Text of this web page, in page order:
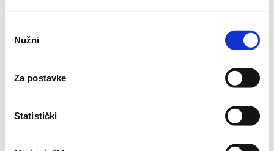
pristanka
Nužni
Za postavke
Statistički